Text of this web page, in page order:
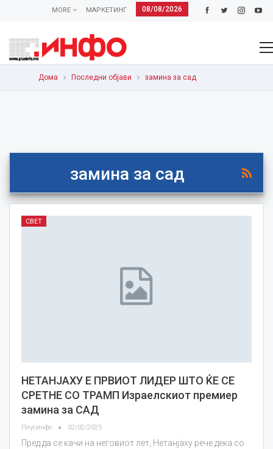
08/08/2026
МАРКЕТИНГ
MORE
Дома Последни објави замина за сад
замина за сад
СВЕТ
НЕТАНЈАХУ Е ПРВИОТ ЛИДЕР ШТО ЌЕ СЕ
СРЕТНЕ СО ТРАМП Израелскиот премиер
замина за САД
Плусинфо 02/02/2025
Пред да се качи на неговиот лет, Нетанјаху рече дека со